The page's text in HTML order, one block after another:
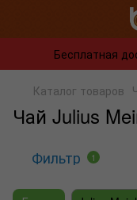
Бесплатная
Каталог товаров
Чай Julius
Фильтр 1